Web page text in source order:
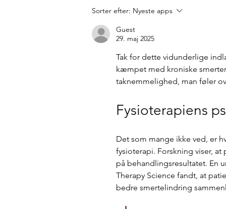
Sorter efter: Nyeste apps
Guest
29. maj 2025
Tak for dette vidunderlige
kæmpet med kroniske
taknemmelighed, man føler
Fysioterapiens
Det som mange ikke ved, er
fysioterapi. Forskning viser,
på behandlingsresultatet. En
Therapy Science fandt, at
bedre smertelindring